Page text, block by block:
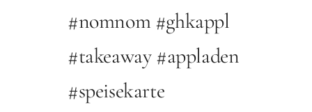
#nomnom #ghkappl
#takeaway #appladen
#speisekarte